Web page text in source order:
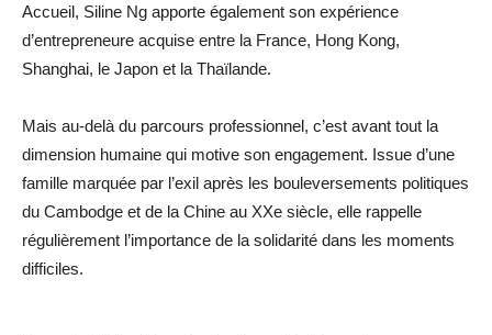
Accueil, Siline Ng apporte également son expérience
d’entrepreneure acquise entre la France, Hong Kong,
Shanghai, le Japon et la Thaïlande.
Mais au-delà du parcours professionnel, c’est avant tout la
dimension humaine qui motive son engagement. Issue d’une
famille marquée par l’exil après les bouleversements politiques
du Cambodge et de la Chine au XXe siècle, elle rappelle
régulièrement l’importance de la solidarité dans les moments
difficiles.